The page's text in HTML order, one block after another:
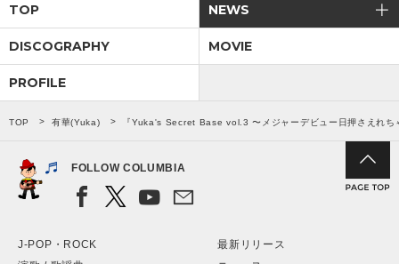
TOP NEWS
DISCOGRAPHY MOVIE
PROFILE
TOP 有華(Yuka) 『Yuka's Secret Base vol.3 〜メジャーデビュー日押さえれち
FOLLOW COLUMBIA
J-POP・ROCK
最新リリース